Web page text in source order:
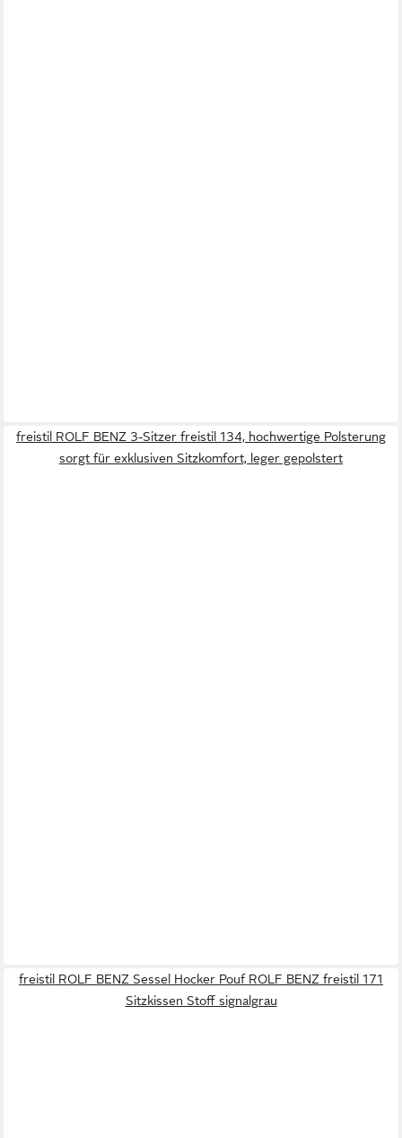
freistil ROLF BENZ 3-Sitzer freistil 134, hochwertige Polsterung
sorgt für exklusiven Sitzkomfort, leger gepolstert
freistil ROLF BENZ Sessel Hocker Pouf ROLF BENZ freistil 171
Sitzkissen Stoff signalgrau